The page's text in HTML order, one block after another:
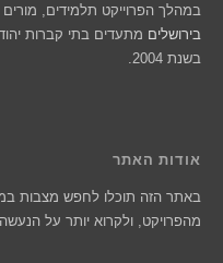
במהלך הפרוייקט תלמידים, מורים
בירושלים מתעדים בתי קברות
בשנת 2004.
אודות האתר
באתר הזה תוכלו לחפש מצבות
מהפרויקט, ולקרוא יותר על